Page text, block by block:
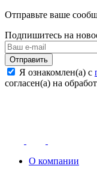
Отправьте ваше
Подпишитесь на
Отправить
Я ознакомлен(а) с
согласен(а) на
О компании